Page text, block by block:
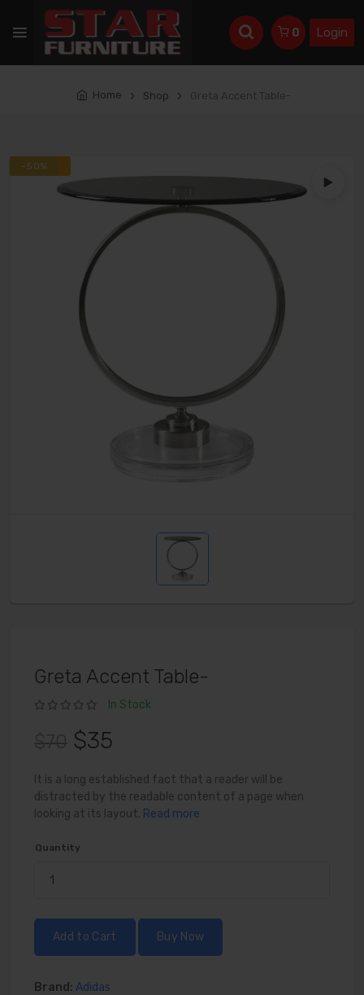
0 Login
Home Shop Greta Accent Table-
Feature
-50%
Greta Accent Table-
In Stock
$35
It is a long established fact that a reader will be
distracted by the readable content of a page when
looking at its layout. Read more
Quantity
Add to Cart Buy Now
Brand: Adidas